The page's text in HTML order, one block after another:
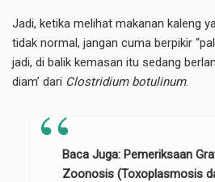
Jadi, ketika melihat makanan kaleng
tidak normal, jangan cuma berpikir
jadi, di balik kemasan itu sedang
diam’ dari Clostridium botulinum.
Baca Juga: Pemeriksaan
Zoonosis (Toxoplasmosis